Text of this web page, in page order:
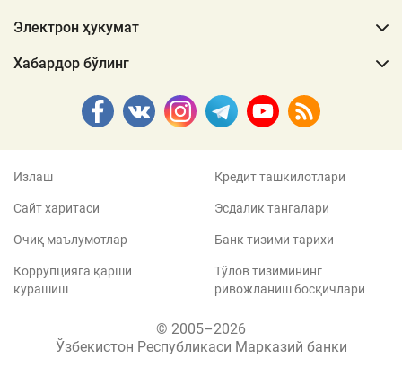
Электрон ҳукумат
Хабардор бўлинг
Излаш
Сайт харитаси
Очиқ маълумотлар
Коррупцияга қарши
курашиш
Кредит ташкилотлари
Эсдалик тангалари
Банк тизими тарихи
Тўлов тизимининг
ривожланиш босқичлари
© 2005–2026
Ўзбекистон Республикаси Марказий банки